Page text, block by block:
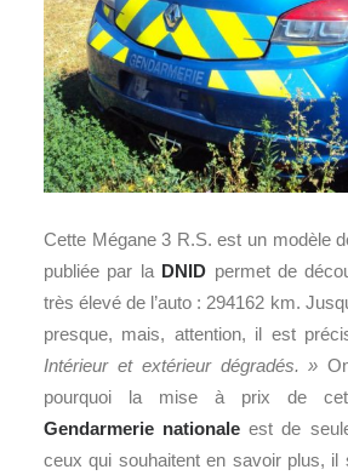
Cette Mégane 3 R.S. est un modèle
publiée par la DNID permet de
très élevé de l’auto : 294162 km.
presque, mais, attention, il est
Intérieur et extérieur dégradés. »
pourquoi la mise à prix de
Gendarmerie nationale est de
ceux qui souhaitent en savoir plus, il